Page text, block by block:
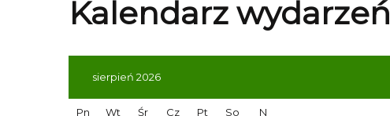
Kalendarz wydarzeń
sierpień 2026
Pn Wt Śr Cz Pt So N